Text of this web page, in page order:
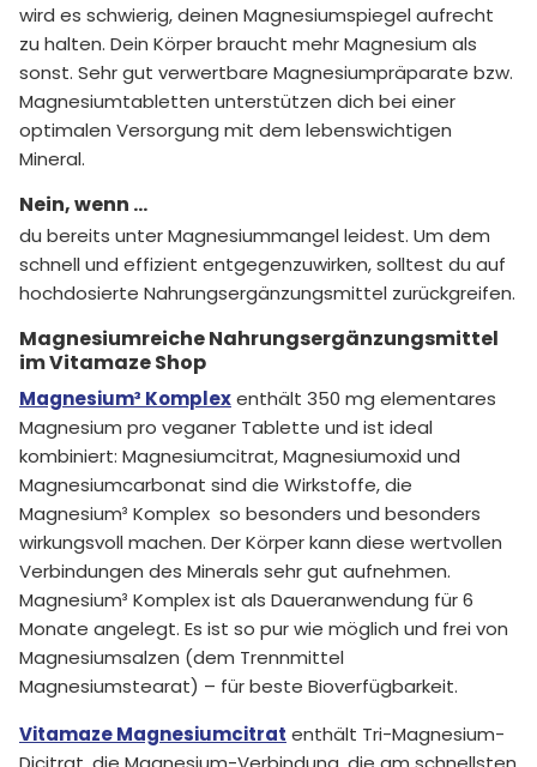
wird es schwierig, deinen Magnesiumspiegel aufrecht
zu halten. Dein Körper braucht mehr Magnesium als
sonst. Sehr gut verwertbare Magnesiumpräparate bzw.
Magnesiumtabletten unterstützen dich bei einer
optimalen Versorgung mit dem lebenswichtigen
Mineral.
Nein, wenn …
du bereits unter Magnesiummangel leidest. Um dem
schnell und effizient entgegenzuwirken, solltest du auf
hochdosierte Nahrungsergänzungsmittel zurückgreifen.
Magnesiumreiche Nahrungsergänzungsmittel
im Vitamaze Shop
Magnesium³ Komplexenthält 350 mg elementares
Magnesium pro veganer Tablette und ist ideal
kombiniert: Magnesiumcitrat, Magnesiumoxid und
Magnesiumcarbonat sind die Wirkstoffe, die
Magnesium³ Komplex so besonders und besonders
wirkungsvoll machen. Der Körper kann diese wertvollen
Verbindungen des Minerals sehr gut aufnehmen.
Magnesium³ Komplex ist als Daueranwendung für 6
Monate angelegt. Es ist so pur wie möglich und frei von
Magnesiumsalzen (dem Trennmittel
Magnesiumstearat) – für beste Bioverfügbarkeit.
Vitamaze Magnesiumcitrat enthält Tri-Magnesium-